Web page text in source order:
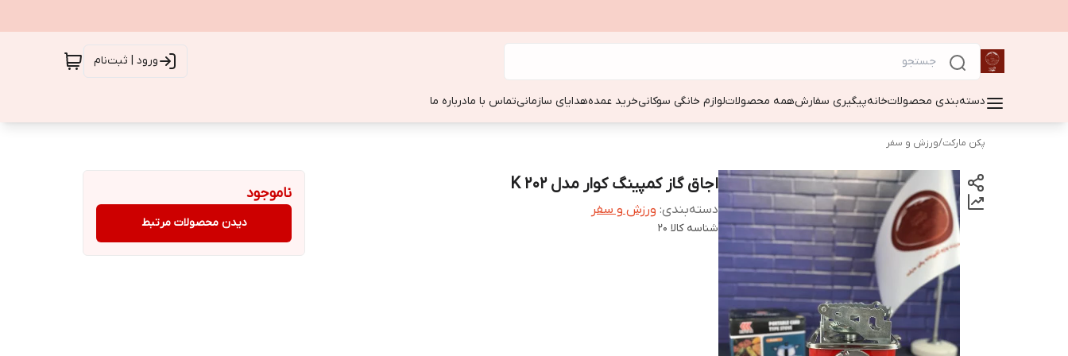
ورود | ثبت‌نام
دسته‌بندی محصولاتخانهپیگیری سفارشهمه محصولاتلوازم خانگی سوکانیخرید عمدههدایای سازمانیتماس با مادرباره ما
پکن مارکت/ورزش و سفر
اجاق گاز کمپینگ کوار مدل K 202
دسته‌بندی: ورزش و سفر
شناسه کالا 20
ناموجود
دیدن محصولات مرتبط